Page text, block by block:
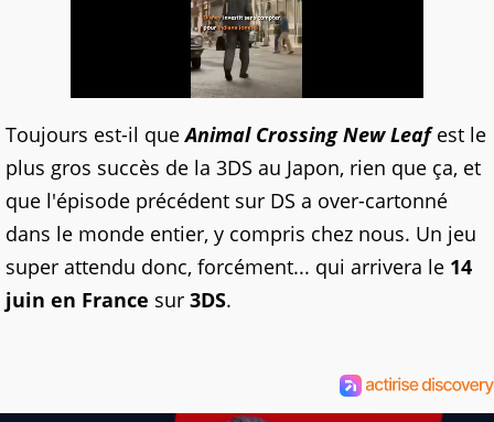
Toujours est-il queAnimal Crossing New Leafest le
plus gros succès de la 3DS au Japon, rien que ça, et
que l'épisode précédent sur DS a over-cartonné
dans le monde entier, y compris chez nous. Un jeu
super attendu donc, forcément... qui arrivera le 14
juin en France sur 3DS.